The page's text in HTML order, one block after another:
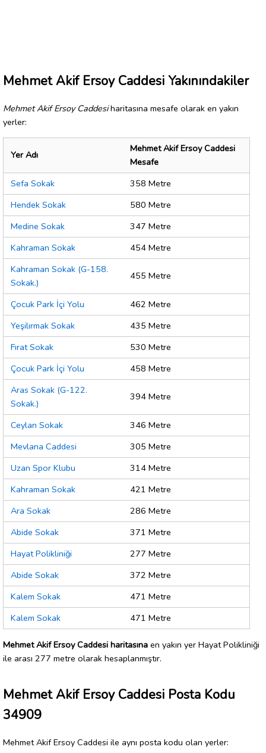
Mehmet Akif Ersoy Caddesi Yakınındakiler
Mehmet Akif Ersoy Caddesiharitasına mesafe olarak en yakın
yerler:
Yer Adı
Mehmet Akif Ersoy Caddesi
Mesafe
Sefa Sokak
358 Metre
Hendek Sokak
580 Metre
Medine Sokak
347 Metre
Kahraman Sokak
454 Metre
Kahraman Sokak (G-158.
Sokak.)
455 Metre
Çocuk Park İçi Yolu
462 Metre
Yeşilırmak Sokak
435 Metre
Fırat Sokak
530 Metre
Çocuk Park İçi Yolu
458 Metre
Aras Sokak (G-122.
Sokak.)
394 Metre
Ceylan Sokak
346 Metre
Mevlana Caddesi
305 Metre
Uzan Spor Klubu
314 Metre
Kahraman Sokak
421 Metre
Ara Sokak
286 Metre
Abide Sokak
371 Metre
Hayat Polikliniği
277 Metre
Abide Sokak
372 Metre
Kalem Sokak
471 Metre
Kalem Sokak
471 Metre
Mehmet Akif Ersoy Caddesi haritasına en yakın yer Hayat Polikliniği
ile arası 277 metre olarak hesaplanmıştır.
Mehmet Akif Ersoy Caddesi Posta Kodu
34909
Mehmet Akif Ersoy Caddesi ile aynı posta kodu olan yerler: